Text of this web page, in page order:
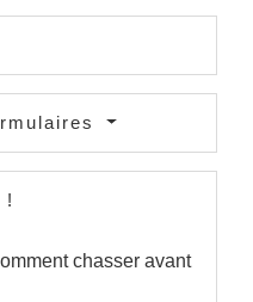
!
chasser avant